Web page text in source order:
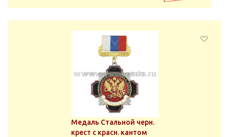
Медаль Стальной черн.
крест с красн. кантом